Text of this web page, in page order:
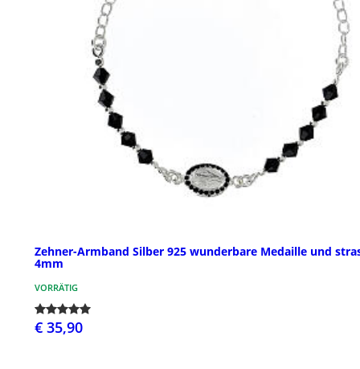
Zehner-Armband Silber 925 wunderbare Medaille und
4mm
VORRÄTIG
€ 35,90